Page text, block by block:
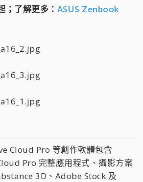
了解更多： ASUS Zenbook
Cloud Pro 等創作軟體包含
Pro 完整應用程式、攝影方案
3D、Adobe Stock 及